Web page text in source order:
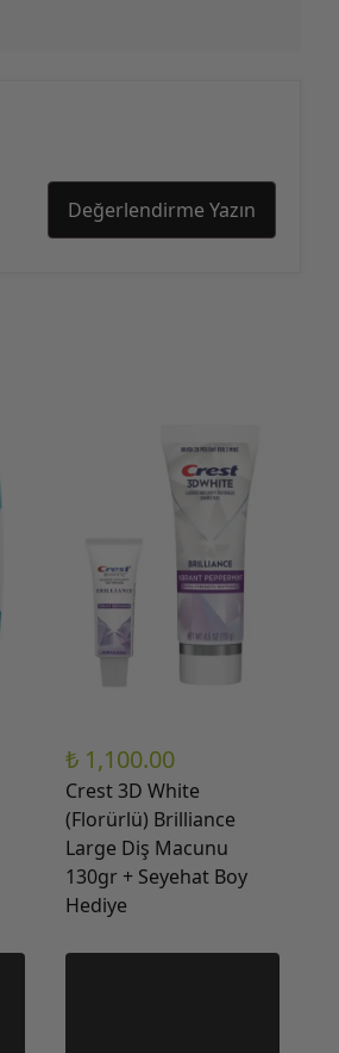
Değerlendirme Yazın
₺ 1,100.00
Crest 3D White
(Florürlü) Brilliance
Large Diş Macunu
130gr + Seyehat Boy
Hediye